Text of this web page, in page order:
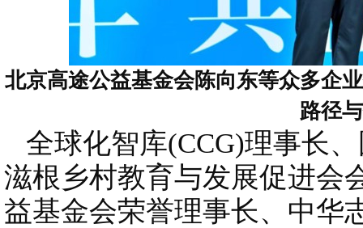
北京高途公益基金会陈向东等众多企
路径
全球化智库(CCG)理事长
滋根乡村教育与发展促进会
益基金会荣誉理事长、中华